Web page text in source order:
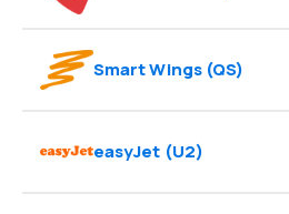
Smart Wings(QS)
easyJet (U2)